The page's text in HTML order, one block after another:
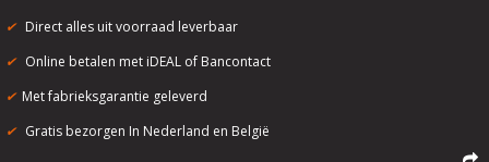
✔ Direct alles uit voorraad leverbaar
✔ Online betalen met iDEAL of Bancontact
✔ Met fabrieksgarantie geleverd
✔ Gratis bezorgen In Nederland en België